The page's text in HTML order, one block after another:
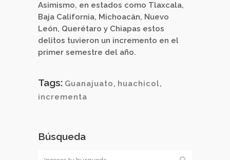
Asimismo, en estados como Tlaxcala,
Baja California, Michoacán, Nuevo
León, Querétaro y Chiapas estos
delitos tuvieron un incremento en el
primer semestre del año.
Tags: Guanajuato, huachicol,
incrementa
Búsqueda